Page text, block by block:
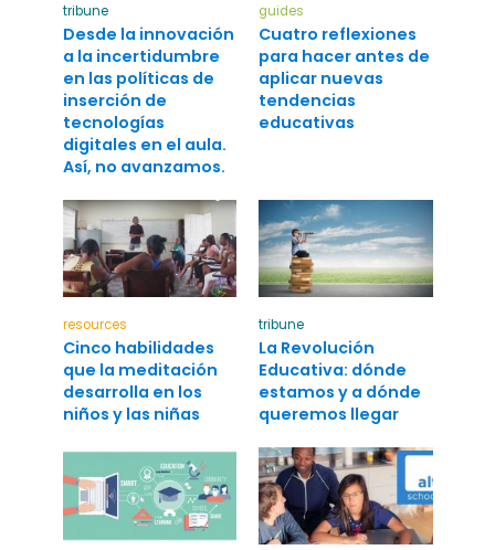
tribune
Desde la innovación
a la incertidumbre
en las políticas de
inserción de
tecnologías
digitales en el aula.
Así, no avanzamos.
guides
Cuatro reflexiones
para hacer antes de
aplicar nuevas
tendencias
educativas
resources
Cinco habilidades
que la meditación
desarrolla en los
niños y las niñas
tribune
La Revolución
Educativa: dónde
estamos y a dónde
queremos llegar